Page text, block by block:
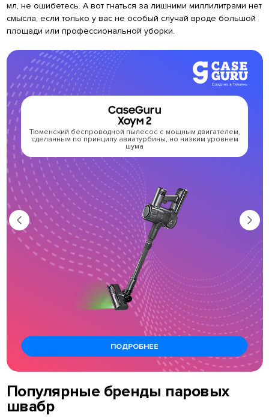
мл, не ошибетесь. А вот гнаться за лишними миллилитрами нет
смысла, если только у вас не особый случай вроде большой
площади или профессиональной уборки.
CaseGuru
Хоум 2
Тюменский беспроводной пылесос с мощным двигателем,
сделанным по принципу авиатурбины, но низким уровнем
шума
ПОДРОБНЕЕ
Популярные бренды паровых
швабр